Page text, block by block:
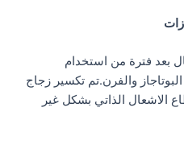
بعد فترة من استخدام
والفرن.تم تكسير زجاج
الاشعال الذاتي بشكل غير